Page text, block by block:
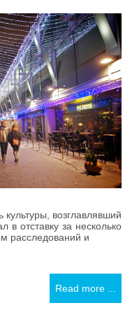
возглавлявший
в отставку за несколько
расследований и
Read more ...